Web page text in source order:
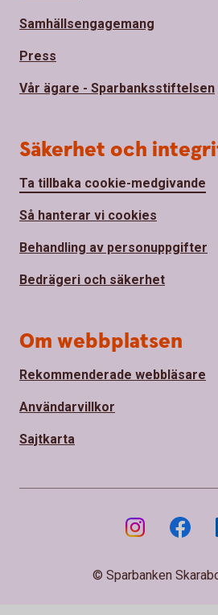
Samhällsengagemang
Press
Vår ägare - Sparbanksstiftelsen
Säkerhet och
Ta tillbaka cookie-medgivande
Så hanterar vi cookies
Behandling av personuppgifter
Bedrägeri och säkerhet
Om webbplatsen
Rekommenderade webbläsare
Användarvillkor
Sajtkarta
© Sparbanken